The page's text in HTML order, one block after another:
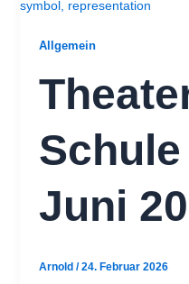
Allgemein
Schule
Juni
Arnold /24. Februar 2026